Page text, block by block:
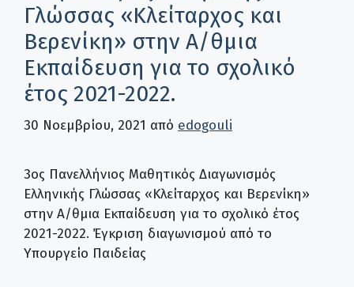
Γλώσσας «Κλείταρχος και
Βερενίκη» στην Α/θμια
Εκπαίδευση για το σχολικό
έτος 2021-2022.
30 Νοεμβρίου, 2021 από edogouli
3ος Πανελλήνιος Μαθητικός Διαγωνισμός
Ελληνικής Γλώσσας «Κλείταρχος και Βερενίκη»
στην Α/θμια Εκπαίδευση για το σχολικό έτος
2021-2022. Έγκριση διαγωνισμού από το
Υπουργείο Παιδείας